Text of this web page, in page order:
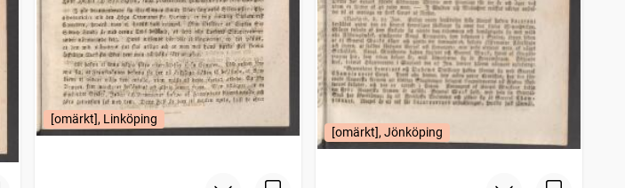
[omärkt], Linköping
[omärkt], Jönköping